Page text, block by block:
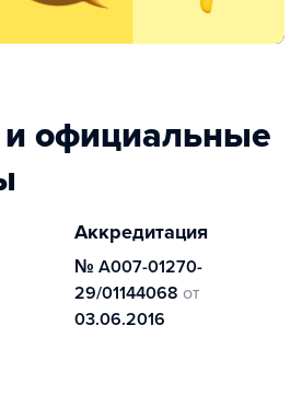
официальные
Аккредитация
№ А007-01270-
29/01144068 от
03.06.2016